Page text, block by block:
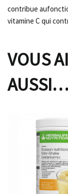
contribue
vitamine C qui
VOUS
AUSSI…